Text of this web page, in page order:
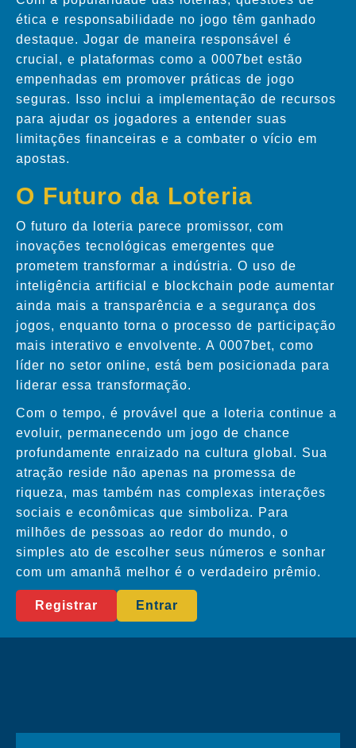
ética e responsabilidade no jogo têm ganhado
destaque. Jogar de maneira responsável é
crucial, e plataformas como a 0007bet estão
empenhadas em promover práticas de jogo
seguras. Isso inclui a implementação de recursos
para ajudar os jogadores a entender suas
limitações financeiras e a combater o vício em
apostas.
O Futuro da Loteria
O futuro da loteria parece promissor, com
inovações tecnológicas emergentes que
prometem transformar a indústria. O uso de
inteligência artificial e blockchain pode aumentar
ainda mais a transparência e a segurança dos
jogos, enquanto torna o processo de participação
mais interativo e envolvente. A 0007bet, como
líder no setor online, está bem posicionada para
liderar essa transformação.
Com o tempo, é provável que a loteria continue a
evoluir, permanecendo um jogo de chance
profundamente enraizado na cultura global. Sua
atração reside não apenas na promessa de
riqueza, mas também nas complexas interações
sociais e econômicas que simboliza. Para
milhões de pessoas ao redor do mundo, o
simples ato de escolher seus números e sonhar
com um amanhã melhor é o verdadeiro prêmio.
Registrar Entrar